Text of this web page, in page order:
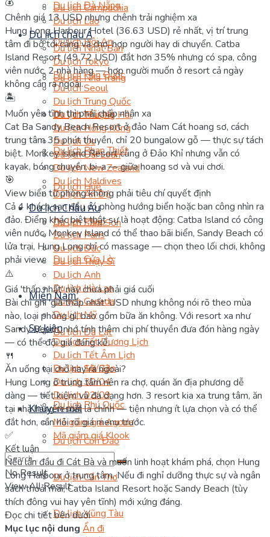
Du lịch Campuchia
Du lịch Lào
Du lịch châu Á
Du lịch Nhật Bản
Du lịch Tokyo
Du lịch Hàn Quốc
Du lịch Seoul
Du lịch Trung Quốc
Du lịch Thượng Hải
Du lịch Hồng Kông
Du lịch Úc
Du lịch Đài Loan
Du lịch New Zealand
Du lịch Maldives
Du lịch Ấn Độ
Du lịch Châu Âu
Du lịch Pháp
Du lịch Paris
Du lịch Đức
Du lịch Thụy Sĩ
Du lịch Anh
Du lịch Hà Lan
Du lịch Canada
Du lịch Mỹ
Sự kiện
Du lịch Tết Dương Lịch
Du lịch Tết Âm Lịch
Du lịch 10/03
Du lịch 30/04
Du lịch 02/09
Khuyến mãi
Mã giảm giá Agoda
Mã giảm giá Klook
No Result
View All Result
Du lịch Đà Nẵng
Du lịch Hội An
Du lịch Nha Trang
Du lịch Mũi Né
Du lịch Phan Thiết
Du lịch Huế
Du lịch Sầm Sơn
Du lịch Cửa Lò
Miền Nam
Du lịch Đà Lạt
Du lịch Sài Gòn
Du lịch Phú Quốc
Du lịch Côn Đảo
Du lịch Cần Thơ
Du lịch Vũng Tàu
Chênh giá 13 USD nhưng chênh trải nghiệm xa
Hung Long Harbour Hotel (36.63 USD) rẻ nhất, vị trí trung
tâm đi bộ tới cảng và chợ, hợp người hay di chuyển. Catba
Island Resort (49.72 USD) đắt hơn 35% nhưng có spa, công
viên nước, 2 nhà hàng — hợp người muốn ở resort cả ngày
không cần ra ngoài.
🏝️
Muốn yên tĩnh thì phải chấp nhận xa
Cat Ba Sandy Beach Resort ở đảo Nam Cát hoang sơ, cách
trung tâm 35 phút thuyền, chỉ 20 bungalow gỗ — thực sự tách
biệt. Monkey Island Resort cũng ở Đảo Khỉ nhưng vẫn có
kayak, bóng chuyền, bi-a — giữa hoang sơ và vui chơi.
🎯
View biển từ phòng không phải tiêu chí quyết định
Cả 4 khách sạn đều có phòng hướng biển hoặc ban công nhìn ra
đảo. Điểm khác biệt thật sự là hoạt động: Catba Island có công
viên nước, Monkey Island có thể thao bãi biển, Sandy Beach có
lửa trại, Hung Long chỉ có massage — chọn theo lối chơi, không
phải view.
⚠️
Giá 'thấp nhất' này chưa phải giá cuối
Bài chỉ ghi 'giá thấp nhất' USD nhưng không nói rõ theo mùa
nào, loại phòng gì, bao gồm bữa ăn không. Với resort xa như
Sandy Beach, nhớ tính thêm chi phí thuyền đưa đón hàng ngày
— có thể đội giá đáng kể.
🍴
Ăn uống tại chỗ hay ra ngoài?
Hung Long ở trung tâm nên ra chợ, quán ăn địa phương dễ
dàng — tiết kiệm và đa dạng hơn. 3 resort kia xa trung tâm, ăn
tại nhà hàng resort là chính — tiện nhưng ít lựa chọn và có thể
đắt hơn, cần hỏi rõ giá menu trước.
✅
Kết luận
Nếu lần đầu đi Cát Bà và muốn linh hoạt khám phá, chọn Hung
Long Harbour ở trung tâm. Nếu đi nghỉ dưỡng thực sự và ngân
sách thoải mái, Catba Island Resort hoặc Sandy Beach (tùy
thích đông vui hay yên tĩnh) mới xứng đáng.
Đọc chi tiết bên dưới
Mục lục nội dung Ẩn đi